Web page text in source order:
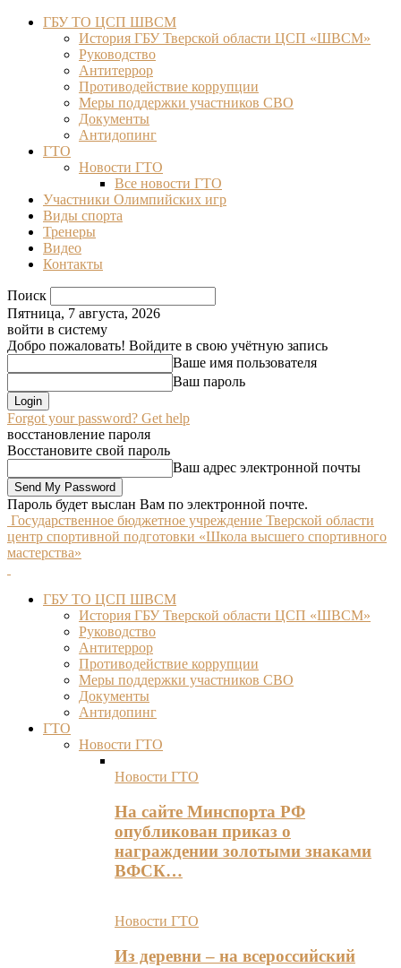
ГБУ ТО ЦСП ШВСМ
История ГБУ Тверской области ЦСП «ШВСМ»
Руководство
Антитеррор
Противодействие коррупции
Меры поддержки участников СВО
Документы
Антидопинг
ГТО
Новости ГТО
Все новости ГТО
Участники Олимпийских игр
Виды спорта
Тренеры
Видео
Контакты
Поиск
Пятница, 7 августа, 2026
войти в систему
Добро пожаловать! Войдите в свою учётную запись
Ваше имя пользователя
Ваш пароль
Forgot your password? Get help
восстановление пароля
Восстановите свой пароль
Ваш адрес электронной почты
Пароль будет выслан Вам по электронной почте.
Государственное бюджетное учреждение Тверской области
центр спортивной подготовки «Школа высшего спортивного
мастерства»
ГБУ ТО ЦСП ШВСМ
История ГБУ Тверской области ЦСП «ШВСМ»
Руководство
Антитеррор
Противодействие коррупции
Меры поддержки участников СВО
Документы
Антидопинг
ГТО
Новости ГТО
Новости ГТО
На сайте Минспорта РФ
опубликован приказ о
награждении золотыми знаками
ВФСК…
Новости ГТО
Из деревни – на всероссийский